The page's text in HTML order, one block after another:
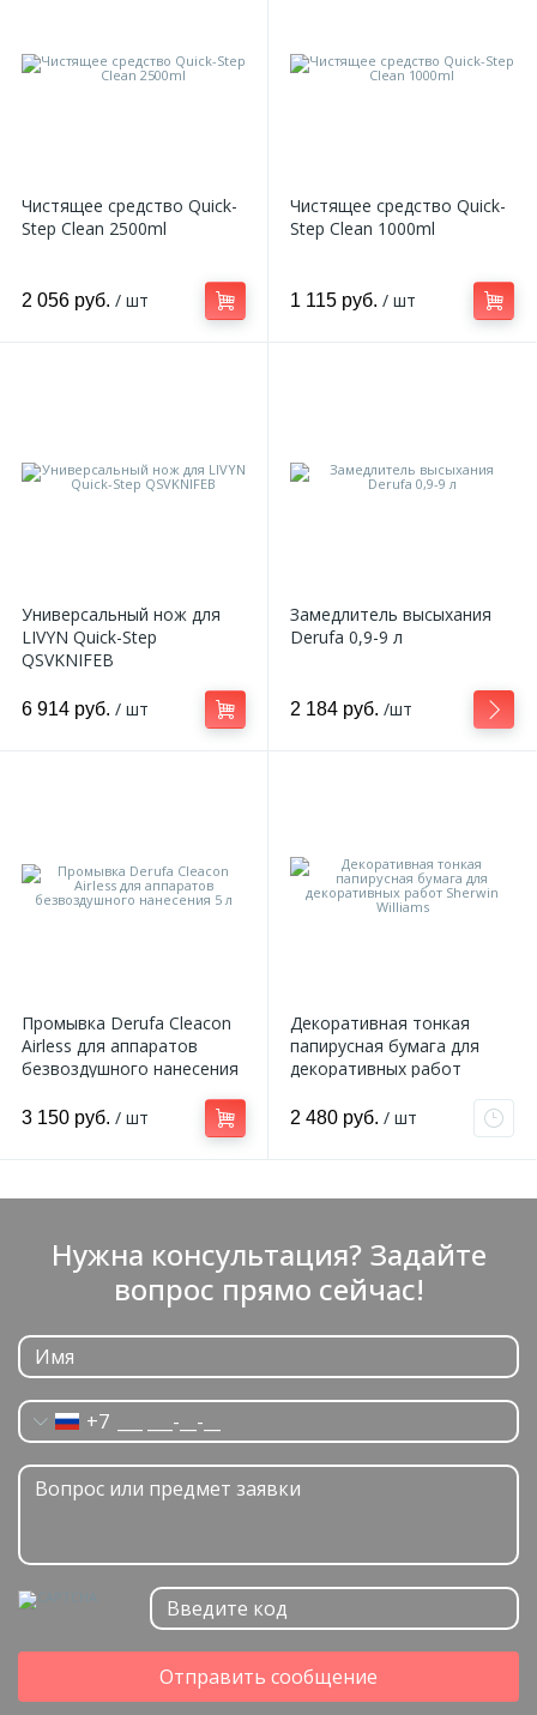
Чистящее средство Quick-
Step Clean 2500ml
2 056 руб. / шт
Чистящее средство Quick-
Step Clean 1000ml
1 115 руб. / шт
Универсальный нож для
LIVYN Quick-Step
QSVKNIFEB
6 914 руб. / шт
Замедлитель высыхания
Derufa 0,9-9 л
2 184 руб. /шт
Промывка Derufa Cleacon
Airless для аппаратов
безвоздушного нанесения
3 150 руб. / шт
Декоративная тонкая
папирусная бумага для
декоративных работ
2 480 руб. / шт
Нужна консультация? Задайте
вопрос прямо сейчас!
+7
Отправить сообщение
Пилястры цветные